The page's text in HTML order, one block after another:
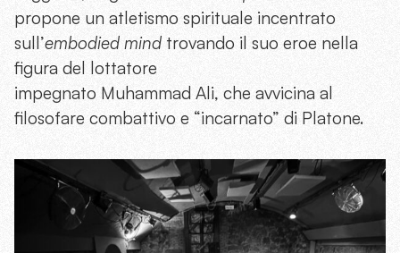
propone un atletismo spirituale incentrato
sull’embodied mind trovando il suo eroe nella
figura del lottatore
impegnato Muhammad Ali, che avvicina al
filosofare combattivo e “incarnato” di Platone.